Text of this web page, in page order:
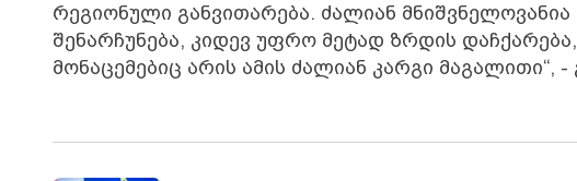
რეგიონული განვითარება. ძალიან
შენარჩუნება, კიდევ უფრო მეტად ზრდის
მონაცემებიც არის ამის ძალიან კარგი მაგალითი“,